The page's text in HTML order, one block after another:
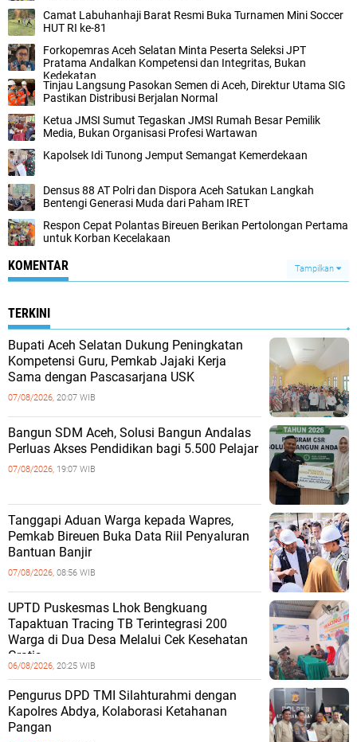
Camat Labuhanhaji Barat Resmi Buka Turnamen Mini Soccer
HUT RI ke-81
Forkopemras Aceh Selatan Minta Peserta Seleksi JPT
Pratama Andalkan Kompetensi dan Integritas, Bukan
Kedekatan
‎Tinjau Langsung Pasokan Semen di Aceh, ‎Direktur Utama SIG
Pastikan Distribusi Berjalan Normal ‎
Ketua JMSI Sumut Tegaskan JMSI Rumah Besar Pemilik
Media, Bukan Organisasi Profesi Wartawan
Kapolsek Idi Tunong Jemput Semangat Kemerdekaan
Densus 88 AT Polri dan Dispora Aceh Satukan Langkah
Bentengi Generasi Muda dari Paham IRET
Respon Cepat Polantas Bireuen Berikan Pertolongan Pertama
untuk Korban Kecelakaan
KOMENTAR Tampilkan
TERKINI
Bupati Aceh Selatan Dukung Peningkatan
Kompetensi Guru, Pemkab Jajaki Kerja
Sama dengan Pascasarjana USK
07/08/2026, 20:07 WIB
‎Bangun SDM Aceh, Solusi Bangun Andalas
Perluas Akses Pendidikan bagi 5.500 Pelajar ‎
07/08/2026, 19:07 WIB
Tanggapi Aduan Warga kepada Wapres,
Pemkab Bireuen Buka Data Riil Penyaluran
Bantuan Banjir
07/08/2026, 08:56 WIB
UPTD Puskesmas Lhok Bengkuang
Tapaktuan ‎Tracing TB Terintegrasi 200
Warga di Dua Desa Melalui Cek Kesehatan
Gratis
06/08/2026, 20:25 WIB
Pengurus DPD TMI Silahturahmi dengan
Kapolres Abdya, Kolaborasi Ketahanan
Pangan